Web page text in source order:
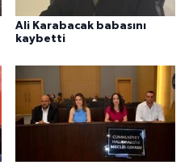
Ali Karabacak babasını
kaybetti